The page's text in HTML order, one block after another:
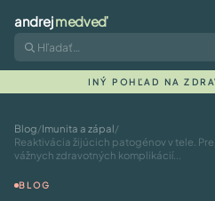
andrejmedveď
INÝ POHĽAD NA
Blog/Imunita a zápal/
Reaktivácia žijúcich patogénov v tele.
vážnych zdravotných komplikácií...
BLOG